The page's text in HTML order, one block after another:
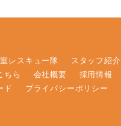
レスキュー隊
スタッフ紹介
ちら
会社概要
採用情報
ド
プライバシーポリシー